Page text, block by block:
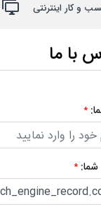
و کار اینترنتی
با ما
*
شما: *